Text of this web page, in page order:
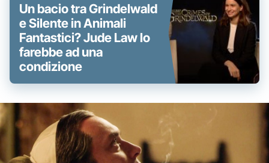
Un bacio tra Grindelwald
e Silente in Animali
Fantastici? Jude Law lo
farebbe ad una
condizione